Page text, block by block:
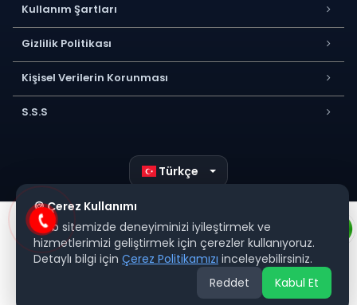
Kullanım Şartları
Gizlilik Politikası
Kişisel Verilerin Korunması
S.S.S
Türkçe
🍪 Çerez Kullanımı
Web sitemizde deneyiminizi iyileştirmek ve
hizmetlerimizi geliştirmek için çerezler kullanıyoruz.
Detaylı bilgi için Çerez Politikamızı inceleyebilirsiniz.
Reddet
Kabul Et